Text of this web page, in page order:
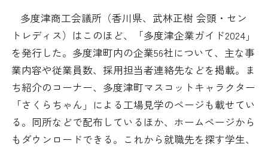
保険・共済
検定試験
ビジネス交流
海外ビジネス・貿易証明
政策提言
調査・研究
日本商工会議所とは
組織概要
役員紹介
多度津商工会議所（香川県、武林正樹 会頭・セン
トレディス）はこのほど、「多度津企業ガイド2024 」
を発行した。多度津町内の企業56社について、主な事
業内容や従業員数、採用担当者連絡先などを掲載。ま
ち紹介のコーナー、多度津町マスコットキャラクター
「さくらちゃん」による工場見学のページも載せてい
る。同所などで配布しているほか、ホームページから
もダウンロードできる。これから就職先を探す学生、